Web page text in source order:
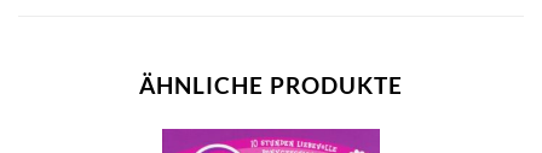
ÄHNLICHE PRODUKTE